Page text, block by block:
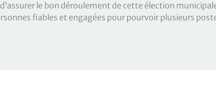
le bon déroulement de cette élection
fiables et engagées pour pourvoir plusieurs